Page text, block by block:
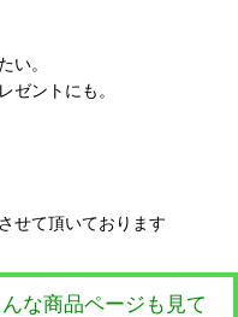
い。
ゼントにも。
せて頂いております
な商品ページも見て